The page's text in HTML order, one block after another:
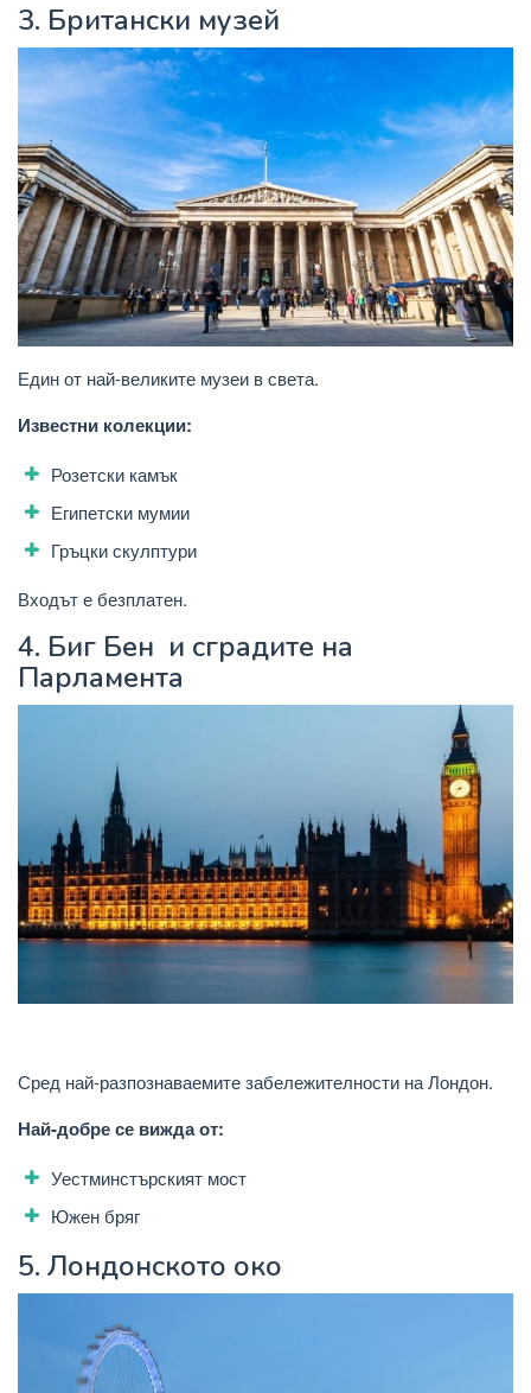
3. Британски музей
Един от най-великите музеи в света.
Известни колекции:
Розетски камък
Египетски мумии
Гръцки скулптури
Входът е безплатен.
4. Биг Бен и сградите на
Парламента
Сред най-разпознаваемите забележителности на Лондон.
Най-добре се вижда от:
Уестминстърският мост
Южен бряг
5. Лондонското око